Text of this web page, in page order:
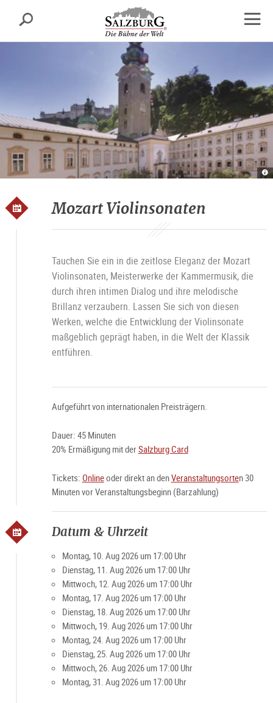
sr.skipnav.Zum
Inhalt
springen
sr.skipnav.Zum
Hauptmenü
springen
sr.skipnav.Zu
den
Kontaktinformationen
Suche
Mozart Violinsonaten
Tauchen Sie ein in die zeitlose Eleganz der Mozart
Violinsonaten, Meisterwerke der Kammermusik, die
durch ihren intimen Dialog und ihre melodische
Brillanz verzaubern. Lassen Sie sich von diesen
Werken, welche die Entwicklung der Violinsonate
maßgeblich geprägt haben, in die Welt der Klassik
entführen.
Aufgeführt von internationalen Preisträgern.
Dauer: 45 Minuten
20% Ermäßigung mit derSalzburg Card
Tickets: Onlineoder direkt an denVeranstaltungsorten 30
Minuten vor Veranstaltungsbeginn (Barzahlung)
Datum & Uhrzeit
Montag, 10. Aug 2026 um 17:00 Uhr
Dienstag, 11. Aug 2026 um 17:00 Uhr
Mittwoch, 12. Aug 2026 um 17:00 Uhr
Montag, 17. Aug 2026 um 17:00 Uhr
Dienstag, 18. Aug 2026 um 17:00 Uhr
Mittwoch, 19. Aug 2026 um 17:00 Uhr
Montag, 24. Aug 2026 um 17:00 Uhr
Dienstag, 25. Aug 2026 um 17:00 Uhr
Mittwoch, 26. Aug 2026 um 17:00 Uhr
Montag, 31. Aug 2026 um 17:00 Uhr